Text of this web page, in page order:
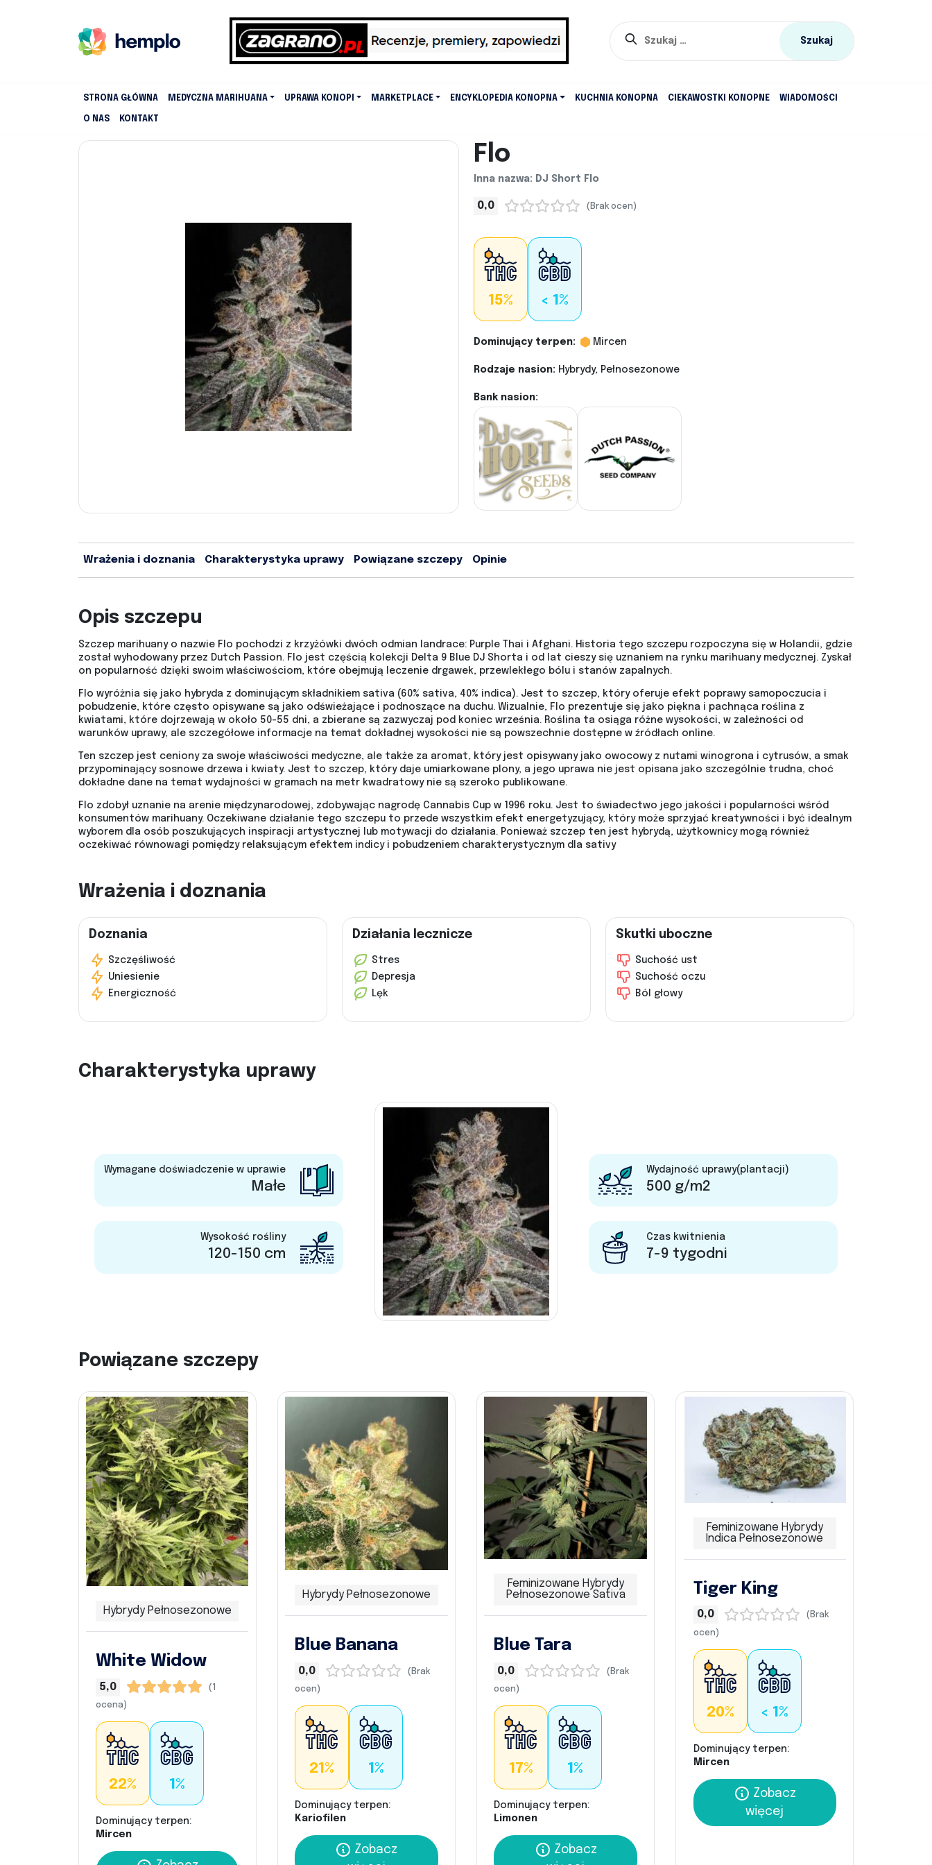
STRONA GŁÓWNA MEDYCZNA MARIHUANA UPRAWA KONOPI MARKETPLACE ENCYKLOPEDIA KONOPNA KUCHNIA KONOPNA CIEKAWOSTKI KONOPNE WIADOMOŚCI
O NAS KONTAKT
Flo
Inna nazwa: DJ Short Flo
0,0 (Brak ocen)
15% < 1%
Dominujący terpen: Mircen
Rodzaje nasion: Hybrydy, Pełnosezonowe
Bank nasion:
Wrażenia i doznania Charakterystyka uprawy Powiązane szczepy Opinie
Opis szczepu
Szczep marihuany o nazwie Flo pochodzi z krzyżówki dwóch odmian landrace: Purple Thai i Afghani. Historia tego szczepu rozpoczyna się w Holandii, gdzie
został wyhodowany przez Dutch Passion. Flo jest częścią kolekcji Delta 9 Blue DJ Shorta i od lat cieszy się uznaniem na rynku marihuany medycznej. Zyskał
on popularność dzięki swoim właściwościom, które obejmują leczenie drgawek, przewlekłego bólu i stanów zapalnych.
Flo wyróżnia się jako hybryda z dominującym składnikiem sativa (60% sativa, 40% indica). Jest to szczep, który oferuje efekt poprawy samopoczucia i
pobudzenie, które często opisywane są jako odświeżające i podnoszące na duchu. Wizualnie, Flo prezentuje się jako piękna i pachnąca roślina z
kwiatami, które dojrzewają w około 50-55 dni, a zbierane są zazwyczaj pod koniec września. Roślina ta osiąga różne wysokości, w zależności od
warunków uprawy, ale szczegółowe informacje na temat dokładnej wysokości nie są powszechnie dostępne w źródłach online.
Ten szczep jest ceniony za swoje właściwości medyczne, ale także za aromat, który jest opisywany jako owocowy z nutami winogrona i cytrusów, a smak
przypominający sosnowe drzewa i kwiaty. Jest to szczep, który daje umiarkowane plony, a jego uprawa nie jest opisana jako szczególnie trudna, choć
dokładne dane na temat wydajności w gramach na metr kwadratowy nie są szeroko publikowane.
Flo zdobył uznanie na arenie międzynarodowej, zdobywając nagrodę Cannabis Cup w 1996 roku. Jest to świadectwo jego jakości i popularności wśród
konsumentów marihuany. Oczekiwane działanie tego szczepu to przede wszystkim efekt energetyzujący, który może sprzyjać kreatywności i być idealnym
wyborem dla osób poszukujących inspiracji artystycznej lub motywacji do działania. Ponieważ szczep ten jest hybrydą, użytkownicy mogą również
oczekiwać równowagi pomiędzy relaksującym efektem indicy i pobudzeniem charakterystycznym dla sativy​
Wrażenia i doznania
Doznania
Szczęśliwość
Uniesienie
Energiczność
Działania lecznicze
Stres
Depresja
Lęk
Skutki uboczne
Suchość ust
Suchość oczu
Ból głowy
Charakterystyka uprawy
Wymagane doświadczenie w uprawie
Małe
Wysokość rośliny
120-150 cm
Wydajność uprawy(plantacji)
500 g/m2
Czas kwitnienia
7-9 tygodni
Powiązane szczepy
Hybrydy Pełnosezonowe
White Widow
5,0
(1
ocena)
22% 1%
Dominujący terpen:
Mircen
Hybrydy Pełnosezonowe
Blue Banana
0,0
(Brak
ocen)
21% 1%
Dominujący terpen:
Kariofilen
Zobacz
Feminizowane Hybrydy
Pełnosezonowe Sativa
Blue Tara
0,0
(Brak
ocen)
17% 1%
Dominujący terpen:
Limonen
Zobacz
Feminizowane Hybrydy
Indica Pełnosezonowe
Tiger King
0,0
(Brak
ocen)
20% < 1%
Dominujący terpen:
Mircen
Zobacz
więcej